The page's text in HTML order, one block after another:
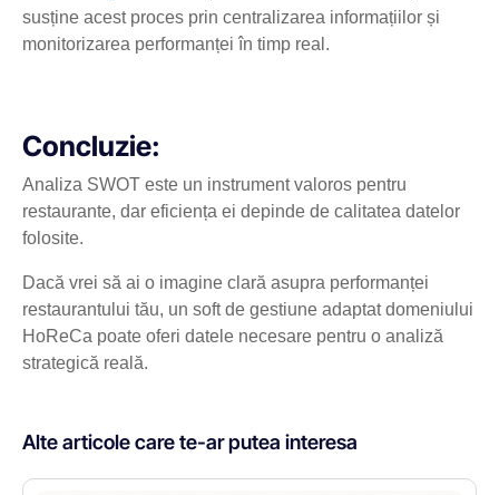
susține acest proces prin centralizarea informațiilor și
monitorizarea performanței în timp real.
Concluzie:
Analiza SWOT este un instrument valoros pentru
restaurante, dar eficiența ei depinde de calitatea datelor
folosite.
Dacă vrei să ai o imagine clară asupra performanței
restaurantului tău, un soft de gestiune adaptat domeniului
HoReCa poate oferi datele necesare pentru o analiză
strategică reală.
Alte articole care te-ar putea interesa